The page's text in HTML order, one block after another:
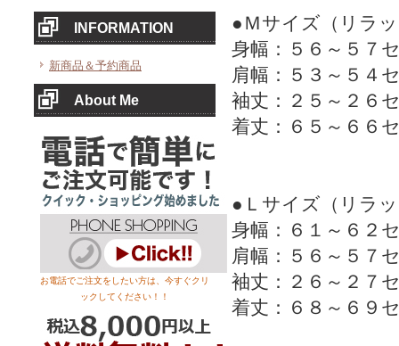
INFORMATION
新商品＆予約商品
About Me
お電話でご注文をしたい方は、今すぐクリ
ックしてください！！
●Ｍサイズ（リラ
身幅：５６～５７
肩幅：５３～５４
袖丈：２５～２６
着丈：６５～６６
●Ｌサイズ（リラ
身幅：６１～６２
肩幅：５６～５７
袖丈：２６～２７
着丈：６８～６９